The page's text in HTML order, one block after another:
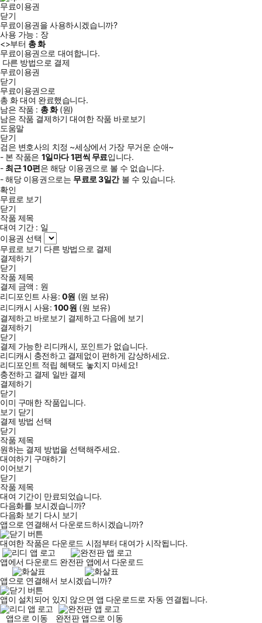
무료이용권
닫기
무료이용권을 사용하시겠습니까?
사용 가능 : 장
<>부터 총화
무료이용권으로 대여합니다.
다른 방법으로 결제
무료이용권
닫기
무료이용권으로
총 화대여 완료했습니다.
남은 작품 : 총화(원)
남은 작품 결제하기 대여한 작품 바로보기
도움말
닫기
검은 변호사의 치정 ~세상에서 가장 무거운 순애~
- 본 작품은 1일마다1편씩 무료입니다.
- 최근10편은 해당 이용권으로 볼 수 없습니다.
- 해당 이용권으로는 무료로3일간볼 수 있습니다.
확인
무료로 보기
닫기
작품 제목
대여 기간 : 일
이용권 선택
무료로 보기 다른 방법으로 결제
결제하기
닫기
작품 제목
결제 금액 : 원
리디포인트 사용: 0원 (원 보유)
리디캐시 사용:100원 (원 보유)
결제하고 바로보기 결제하고 다음에 보기
결제하기
닫기
결제 가능한 리디캐시, 포인트가 없습니다.
리디캐시 충전하고 결제없이 편하게 감상하세요.
리디포인트 적립 혜택도 놓치지 마세요!
충전하고 결제 일반 결제
결제하기
닫기
이미 구매한 작품입니다.
보기 닫기
결제 방법 선택
닫기
작품 제목
원하는 결제 방법을 선택해주세요.
대여하기 구매하기
이어보기
닫기
작품 제목
대여 기간이 만료되었습니다.
다음화를 보시겠습니까?
다음화 보기 다시 보기
앱으로 연결해서 다운로드하시겠습니까?
대여한 작품은 다운로드 시점부터 대여가 시작됩니다.
앱에서 다운로드 완전판 앱에서 다운로드
앱으로 연결해서 보시겠습니까?
앱이 설치되어 있지 않으면 앱 다운로드로 자동 연결됩니다.
앱으로 이동
완전판 앱으로 이동